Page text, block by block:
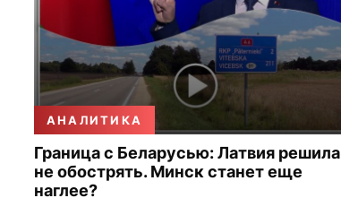
АНАЛИТИКА
Граница с Беларусью: Латвия решила
не обострять. Минск станет еще
наглее?